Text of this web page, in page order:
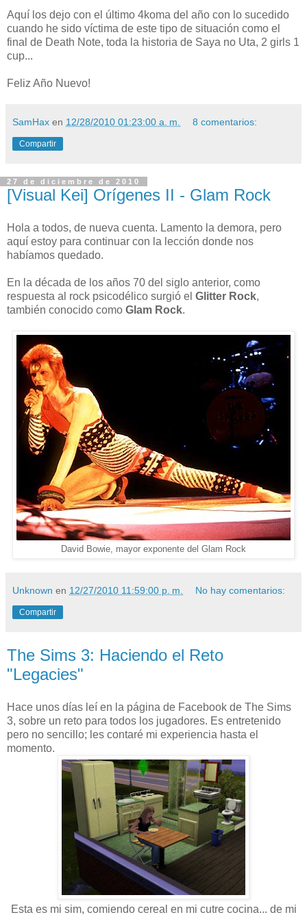
Aquí los dejo con el último 4koma del año con lo sucedido
cuando he sido víctima de este tipo de situación como el
final de Death Note, toda la historia de Saya no Uta, 2 girls 1
cup...
Feliz Año Nuevo!
SamHax en 12/28/2010 01:23:00 a. m. 8 comentarios:
Compartir
27 de diciembre de 2010
[Visual Kei] Orígenes II - Glam Rock
Hola a todos, de nueva cuenta. Lamento la demora, pero
aquí estoy para continuar con la lección donde nos
habíamos quedado.
En la década de los años 70 del siglo anterior, como
respuesta al rock psicodélico surgió el Glitter Rock,
también conocido como Glam Rock.
David Bowie, mayor exponente del Glam Rock
Unknown en 12/27/2010 11:59:00 p. m. No hay comentarios:
Compartir
The Sims 3: Haciendo el Reto
"Legacies"
Hace unos días leí en la página de Facebook de The Sims
3, sobre un reto para todos los jugadores. Es entretenido
pero no sencillo; les contaré mi experiencia hasta el
momento.
Esta es mi sim, comiendo cereal en mi cutre cocina... de mi